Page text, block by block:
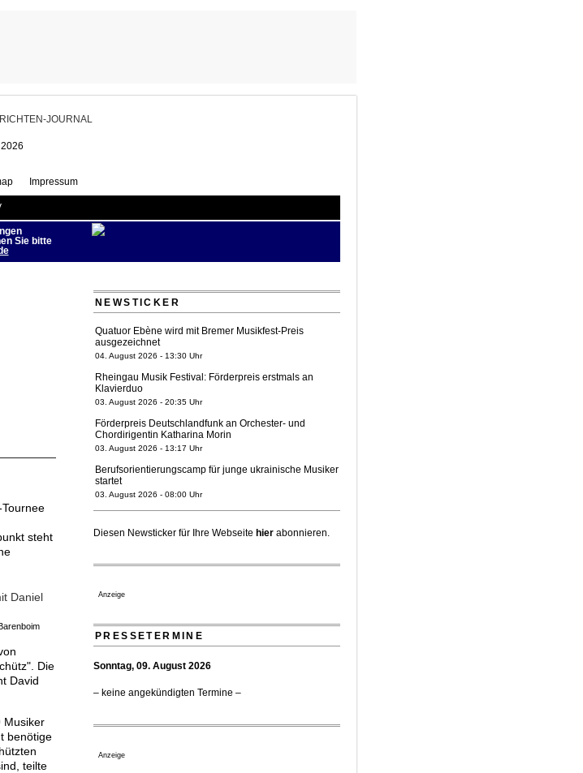
plant
| MUSIK
Impressum
Sie bitte
steht
Die
David
Musiker
benötige
teilte
NEWSTICKER
Quatuor Ebène wird mit Bremer Musikfest-Preis
ausgezeichnet
04. August 2026 - 13:30 Uhr
Rheingau Musik Festival: Förderpreis erstmals an
Klavierduo
03. August 2026 - 20:35 Uhr
Förderpreis Deutschlandfunk an Orchester- und
Chordirigentin Katharina Morin
03. August 2026 - 13:17 Uhr
Berufsorientierungscamp für junge ukrainische Musiker
startet
03. August 2026 - 08:00 Uhr
Nationaltheater Mannheim
Regensburger Generalmusikdirektor Stefan Veselka
21. Juli 2026 - 13:08 Uhr
Ensemblemitglieder
Bayreuth erwartet prominente Gäste zum Start der
17. Juli 2026 - 18:03 Uhr
Jeunesses Musicales ausgezeichnet
Diesen Newsticker für Ihre Webseite hierabonnieren.
Anzeige
PRESSETERMINE
Sonntag, 09. August 2026
– keine angekündigten Termine –
Anzeige